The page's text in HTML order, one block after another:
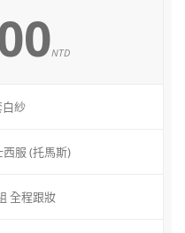
NTD
白紗
服 (托馬斯)
全程跟妝